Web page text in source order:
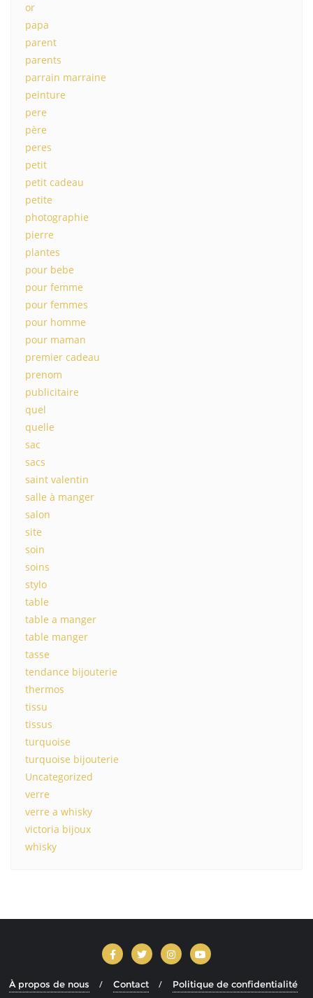
or
papa
parent
parents
parrain marraine
peinture
pere
père
peres
petit
petit cadeau
petite
photographie
pierre
plantes
pour bebe
pour femme
pour femmes
pour homme
pour maman
premier cadeau
prenom
publicitaire
quel
quelle
sac
sacs
saint valentin
salle à manger
salon
site
soin
soins
stylo
table
table a manger
table manger
tasse
tendance bijouterie
thermos
tissu
tissus
turquoise
turquoise bijouterie
Uncategorized
verre
verre a whisky
victoria bijoux
whisky
À propos de nous Contact Politique de confidentialité